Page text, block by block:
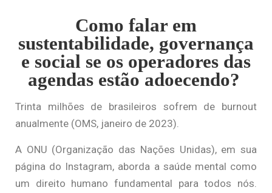
Como falar em
sustentabilidade, governança
e social se os operadores das
agendas estão adoecendo?
Trinta milhões de brasileiros sofrem de burnout
anualmente (OMS, janeiro de 2023).
A ONU (Organização das Nações Unidas), em sua
página do Instagram, aborda a saúde mental como
um direito humano fundamental para todos nós.